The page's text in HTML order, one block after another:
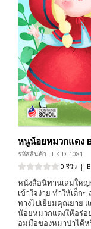
หนูน้อยหมวกแดง
รหัสสินค้า : I-KID-1081
0 รีวิว |
หนังสือนิทานเล่มใหญ่
เข้าใจง่าย ทำให้เด็ก
ทางไปเยี่ยมคุณยาย
น้อยหมวกแดงให้อร่อ
อมมือของหมาป่าได้ห